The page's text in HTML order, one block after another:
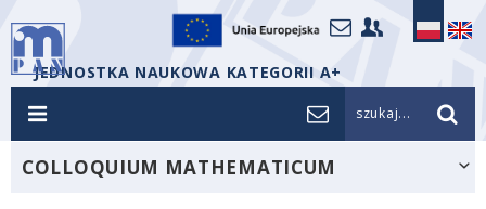
JEDNOSTKA NAUKOWA KATEGORII A+
szukaj...
COLLOQUIUM MATHEMATICUM